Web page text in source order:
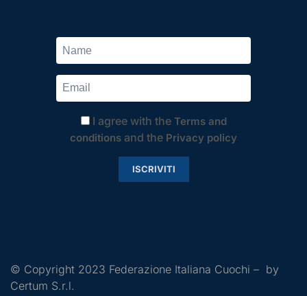
I agree with the Terms and
conditions and the Privacy policy
ISCRIVITI
© Copyright 2023 Federazione Italiana Cuochi – by
Certum S.r.l.